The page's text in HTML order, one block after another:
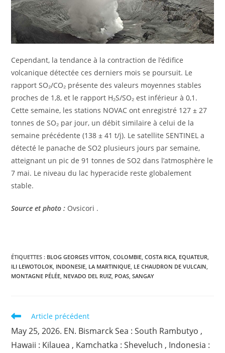
Cependant, la tendance à la contraction de l’édifice
volcanique détectée ces derniers mois se poursuit. Le
rapport SO₂/CO₂ présente des valeurs moyennes stables
proches de 1,8, et le rapport H₂S/SO₂ est inférieur à 0,1.
Cette semaine, les stations NOVAC ont enregistré 127 ± 27
tonnes de SO₂ par jour, un débit similaire à celui de la
semaine précédente (138 ± 41 t/j). Le satellite SENTINEL a
détecté le panache de SO2 plusieurs jours par semaine,
atteignant un pic de 91 tonnes de SO2 dans l’atmosphère le
7 mai. Le niveau du lac hyperacide reste globalement
stable.
Source et photo : Ovsicori .
ÉTIQUETTES : BLOG GEORGES VITTON, COLOMBIE, COSTA RICA, EQUATEUR,
ILI LEWOTOLOK, INDONESIE, LA MARTINIQUE, LE CHAUDRON DE VULCAIN,
MONTAGNE PÉLÉE, NEVADO DEL RUIZ, POAS, SANGAY
Read
articles
Article précédent
May 25, 2026. EN. Bismarck Sea : South Rambutyo ,
Hawaii : Kilauea , Kamchatka : Sheveluch , Indonesia :